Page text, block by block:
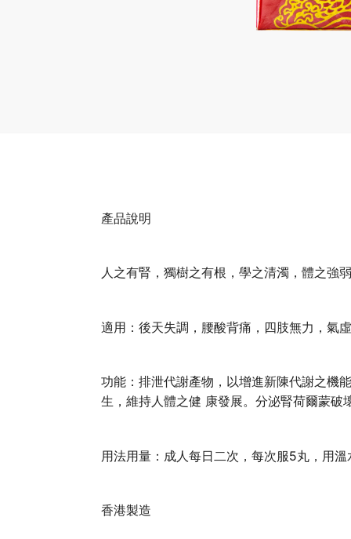
產品說明
人之有腎，獨樹之有根，學之清濁，體之強
適用：後天失調，腰酸背痛，四肢無力，氣
功能：排泄代謝產物，以增進新陳代謝之機
生，維持人體之健 康發展。分泌腎荷爾蒙
用法用量：成人每日二次，每次服5丸，用
香港製造